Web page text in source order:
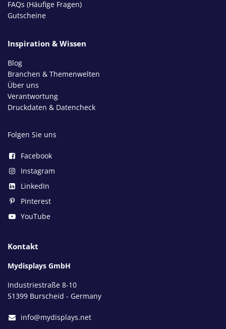
FAQs (Häufige Fragen)
Gutscheine
Inspiration & Wissen
Blog
Branchen & Themenwelten
Über uns
Verantwortung
Druckdaten & Datencheck
Folgen Sie uns
Facebook
Instagram
LinkedIn
Pinterest
YouTube
Kontakt
Mydisplays GmbH
Industriestraße 8-10
51399 Burscheid - Germany
info@mydisplays.net